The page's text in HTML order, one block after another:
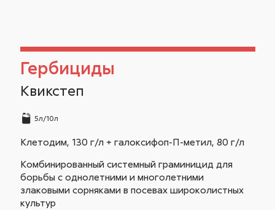
Гербициды
Квикстеп
5л/10л
Клетодим, 130 г/л + галоксифоп-П-метил, 80 г/л
Комбинированный системный граминицид для
борьбы с однолетними и многолетними
злаковыми сорняками в посевах широколистных
культур